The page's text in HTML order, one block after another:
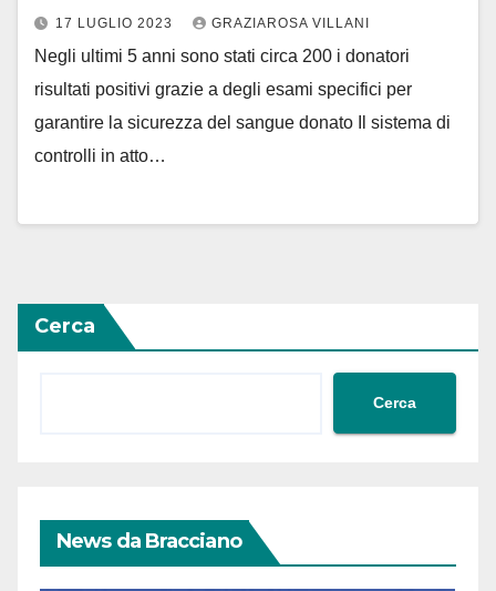
17 LUGLIO 2023 GRAZIAROSA VILLANI
Negli ultimi 5 anni sono stati circa 200 i donatori
risultati positivi grazie a degli esami specifici per
garantire la sicurezza del sangue donato Il sistema di
controlli in atto…
Cerca
Cerca
News da Bracciano